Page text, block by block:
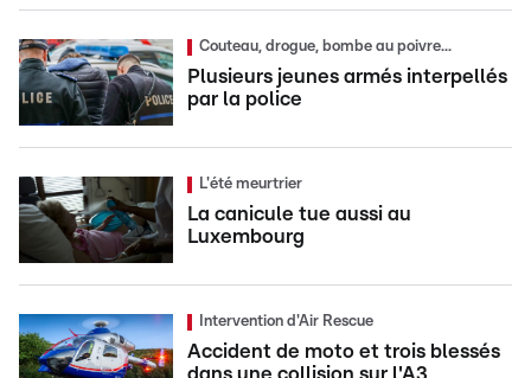
Couteau, drogue, bombe au poivre...
Plusieurs jeunes armés interpellés
par la police
L'été meurtrier
La canicule tue aussi au
Luxembourg
Intervention d'Air Rescue
Accident de moto et trois blessés